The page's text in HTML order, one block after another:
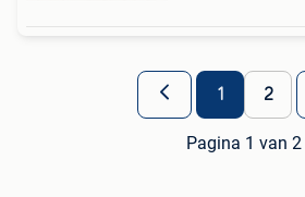
1 2
Pagina 1 van 2